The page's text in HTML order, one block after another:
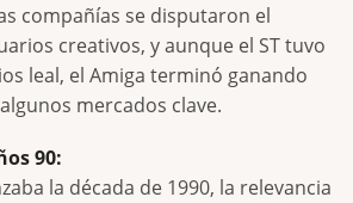
compañías se disputaron el
creativos, y aunque el ST tuvo
leal, el Amiga terminó ganando
mercados clave.
90:
la década de 1990, la relevancia